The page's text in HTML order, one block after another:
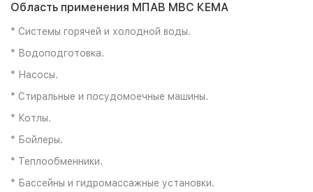
Область применения МПАВ МВС КЕМА
* Системы горячей и холодной воды.
* Водоподготовка.
* Насосы.
* Стиральные и посудомоечные машины.
* Котлы.
* Бойлеры.
* Теплообменники.
* Бассейны и гидромассажные установки.